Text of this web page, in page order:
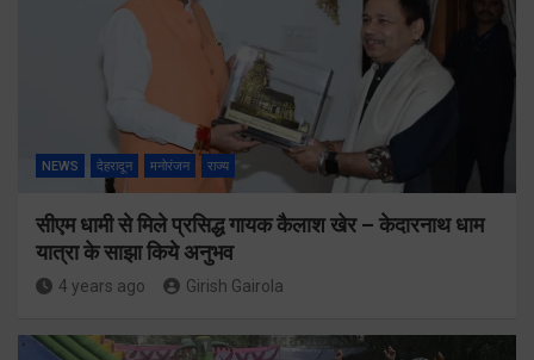
NEWS देहरादून मनोरंजन राज्य
सीएम धामी से मिले प्रसिद्ध गायक कैलाश खेर – केदारनाथ धाम
यात्रा के साझा किये अनुभव
4 years ago Girish Gairola